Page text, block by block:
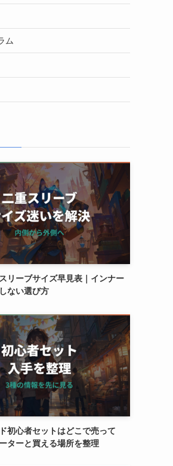
ム
リーブサイズ早見表｜インナー
ない選び方
初心者セットはどこで売って
ターと買える場所を整理